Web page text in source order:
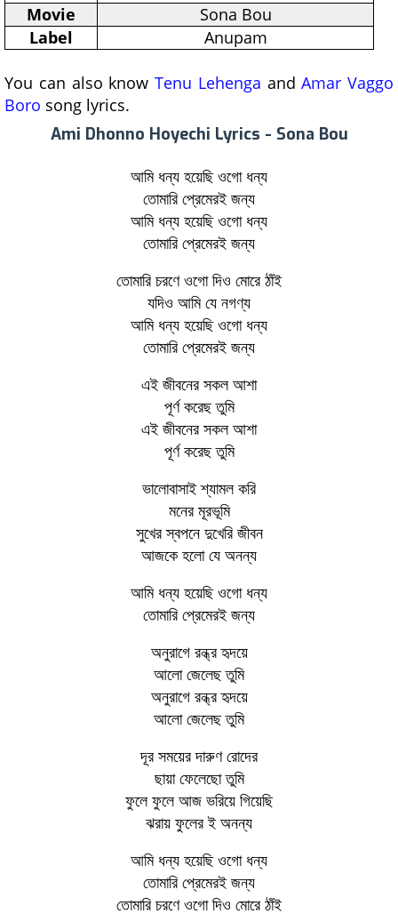
Movie
Sona Bou
Label
Anupam
You can also know Tenu Lehenga andAmar Vaggo
Boro song lyrics.
Ami Dhonno Hoyechi Lyrics - Sona Bou
আমি ধন্য হয়েছি ওগো ধন্য
তোমারি প্রেমেরই জন্য
আমি ধন্য হয়েছি ওগো ধন্য
তোমারি প্রেমেরই জন্য
তোমারি চরণে ওগো দিও মোরে ঠাঁই
যদিও আমি যে নগণ্য
আমি ধন্য হয়েছি ওগো ধন্য
তোমারি প্রেমেরই জন্য
এই জীবনের সকল আশা
পূর্ণ করেছ তুমি
এই জীবনের সকল আশা
পূর্ণ করেছ তুমি
ভালোবাসাই শ্যামল করি
মনের মূরভূমি
সুখের স্বপনে দুখেরি জীবন
আজকে হলো যে অনন্য
আমি ধন্য হয়েছি ওগো ধন্য
তোমারি প্রেমেরই জন্য
অনুরাগে রন্ধ্র হৃদয়ে
আলো জেলেছ তুমি
অনুরাগে রন্ধ্র হৃদয়ে
আলো জেলেছ তুমি
দূর সময়ের দারুণ রোদের
ছায়া ফেলেছো তুমি
ফুলে ফুলে আজ ভরিয়ে গিয়েছি
ঝরায় ফুলের ই অনন্য
আমি ধন্য হয়েছি ওগো ধন্য
তোমারি প্রেমেরই জন্য
তোমারি চরণে ওগো দিও মোরে ঠাঁই